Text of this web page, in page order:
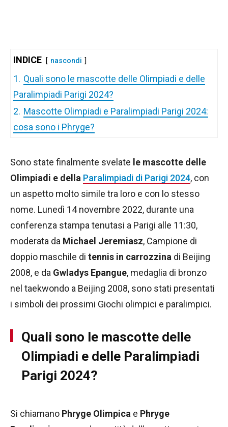
INDICE nascondi
1. Quali sono le mascotte delle Olimpiadi e delle
Paralimpiadi Parigi 2024?
2. Mascotte Olimpiadi e Paralimpiadi Parigi 2024:
cosa sono i Phryge?
Sono state finalmente svelate le mascotte delle
Olimpiadi e della Paralimpiadi di Parigi 2024, con
un aspetto molto simile tra loro e con lo stesso
nome. Lunedì 14 novembre 2022, durante una
conferenza stampa tenutasi a Parigi alle 11:30,
moderata da Michael Jeremiasz, Campione di
doppio maschile di tennis in carrozzina di Beijing
2008, e da Gwladys Epangue, medaglia di bronzo
nel taekwondo a Beijing 2008, sono stati presentati
i simboli dei prossimi Giochi olimpici e paralimpici.
Quali sono le mascotte delle
Olimpiadi e delle Paralimpiadi
Parigi 2024?
Si chiamano Phryge Olimpica e Phryge